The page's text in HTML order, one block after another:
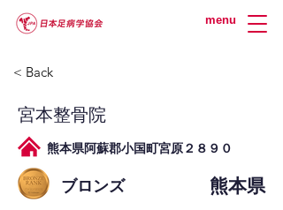
menu
< Back
宮本整骨院
熊本県阿蘇郡小国町宮原２８９０
ブロンズ 熊本県